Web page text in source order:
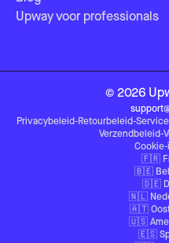
Upway voor professionals
© 2026
Privacybeleid-Retourbeleid-
Verzendbeleid-
🇫🇷
🇧🇪
🇩🇪
🇳🇱
🇦🇹
🇺🇸
🇪🇸